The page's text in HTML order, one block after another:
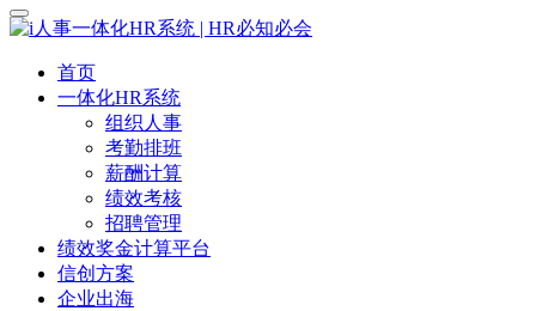
首页
一体化HR系统
组织人事
考勤排班
薪酬计算
绩效考核
招聘管理
绩效奖金计算平台
信创方案
企业出海